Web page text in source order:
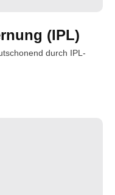
(IPL)
durch IPL-